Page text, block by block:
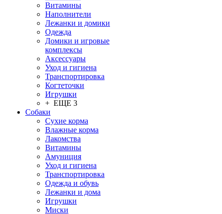
Витамины
Наполнители
Лежанки и домики
Одежда
Домики и игровые
комплексы
Аксессуары
Уход и гигиена
Транспортировка
Когтеточки
Игрушки
+ ЕЩЕ 3
Собаки
Сухие корма
Влажные корма
Лакомства
Витамины
Амуниция
Уход и гигиена
Транспортировка
Одежда и обувь
Лежанки и дома
Игрушки
Миски